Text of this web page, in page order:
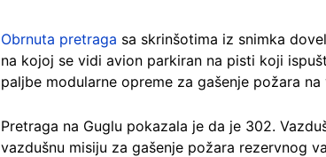
Obrnuta pretraga sa skrinšotima iz snimka
na kojoj se vidi avion parkiran na pisti koji
paljbe modularne opreme za gašenje požara
Pretraga na Guglu pokazala je da je 302.
vazdušnu misiju za gašenje požara rezervnog